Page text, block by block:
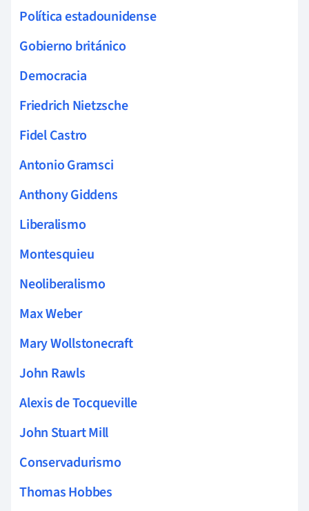
Política estadounidense
Gobierno británico
Democracia
Friedrich Nietzsche
Fidel Castro
Antonio Gramsci
Anthony Giddens
Liberalismo
Montesquieu
Neoliberalismo
Max Weber
Mary Wollstonecraft
John Rawls
Alexis de Tocqueville
John Stuart Mill
Conservadurismo
Thomas Hobbes